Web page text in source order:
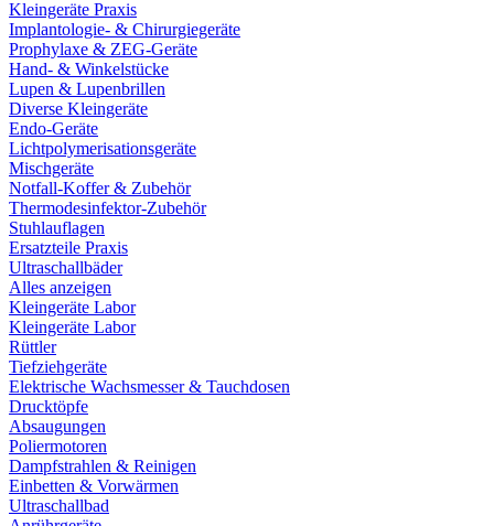
Kleingeräte Praxis
Implantologie- & Chirurgiegeräte
Prophylaxe & ZEG-Geräte
Hand- & Winkelstücke
Lupen & Lupenbrillen
Diverse Kleingeräte
Endo-Geräte
Lichtpolymerisationsgeräte
Mischgeräte
Notfall-Koffer & Zubehör
Thermodesinfektor-Zubehör
Stuhlauflagen
Ersatzteile Praxis
Ultraschallbäder
Alles anzeigen
Kleingeräte Labor
Kleingeräte Labor
Rüttler
Tiefziehgeräte
Elektrische Wachsmesser & Tauchdosen
Drucktöpfe
Absaugungen
Poliermotoren
Dampfstrahlen & Reinigen
Einbetten & Vorwärmen
Ultraschallbad